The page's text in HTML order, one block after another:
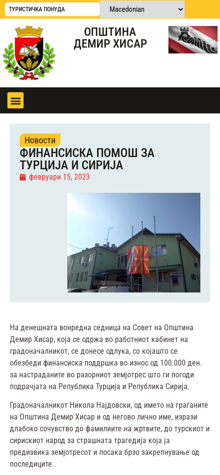
ТУРИСТИЧКА ПОНУДА
ОПШТИНА
ДЕМИР ХИСАР
Новости
ФИНАНСИСКА ПОМОШ ЗА
ТУРЦИЈА И СИРИЈА
февруари 15, 2023
На денешната вонредна седница на Совет на Општина
Демир Хисар, која се одржа во работниот кабинет на
градоначалникот, се донесе одлука, со којашто се
обезбеди финансиска поддршка во износ од 100.000 ден.
за настраданите во разорниот земјотрес што ги погоди
подрачјата на Република Турција и Република Сирија.
Градоначалникот Никола Најдовски, од името на граѓаните
на Општина Демир Хисар и од негово лично име, изрази
длабоко сочувство до фамилиите на жртвите, до турскиот и
сирискиот народ за страшната трагедија која ја
предизвика земјотресот и посака брзо закрепнување од
последиците.